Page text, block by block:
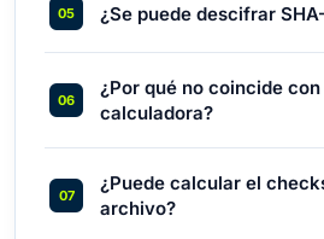
¿Se puede descifrar
¿Por qué no coincide
calculadora?
¿Puede calcular el
archivo?